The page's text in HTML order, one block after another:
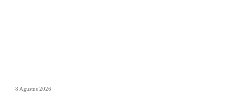
8 Agustus 2026